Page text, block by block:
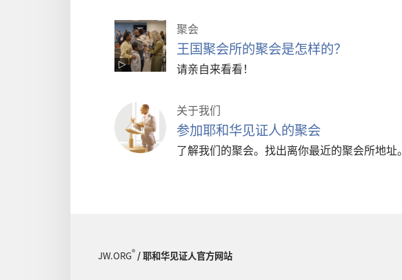
聚会
王国聚会所的聚会是怎样的？
请亲自来看看！
关于我们
参加耶和华见证人的聚会
了解我们的聚会。找出离你最近的聚会所地址。
JW.ORG®/ 耶和华见证人官方网站